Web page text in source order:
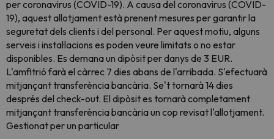
per coronavirus (COVID-19). A causa del coronavirus (COVID-
19), aquest allotjament està prenent mesures per garantir la
seguretat dels clients i del personal. Per aquest motiu, alguns
serveis i instal·lacions es poden veure limitats o no estar
disponibles. Es demana un dipòsit per danys de 3 EUR.
L'amfitrió farà el càrrec 7 dies abans de l'arribada. S'efectuarà
mitjançant transferència bancària. Se't tornarà 14 dies
després del check-out. El dipòsit es tornarà completament
mitjançant transferència bancària un cop revisat l'allotjament.
Gestionat per un particular